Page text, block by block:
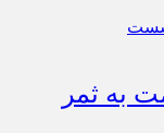
به ثمر